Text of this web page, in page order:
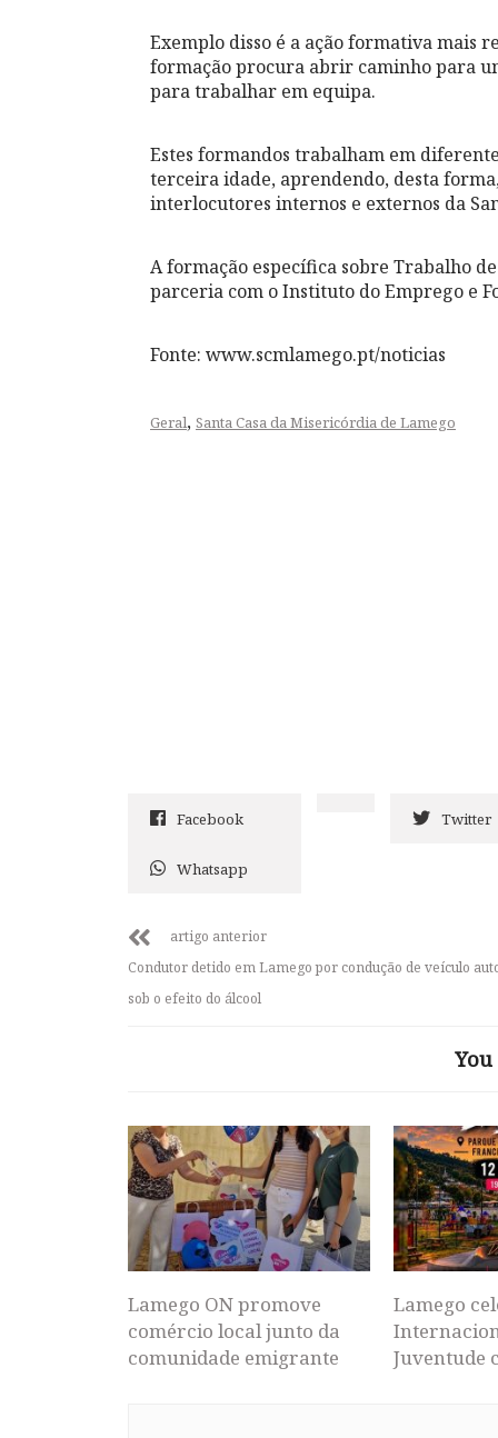
Exemplo disso é a ação formativa mais
formação procura abrir caminho para
para trabalhar em equipa.
Estes formandos trabalham em
terceira idade, aprendendo, desta
interlocutores internos e externos da
A formação específica sobre Trabalho
parceria com o Instituto do Emprego e
Fonte: www.scmlamego.pt/noticias
Geral, Santa Casa da Misericórdia de Lamego
Facebook Twitter
Whatsapp
artigo anterior
Condutor detido em Lamego por condução de veículo
sob o efeito do álcool
Lamego ON promove
comércio local junto da
comunidade emigrante
Lamego
Juventude